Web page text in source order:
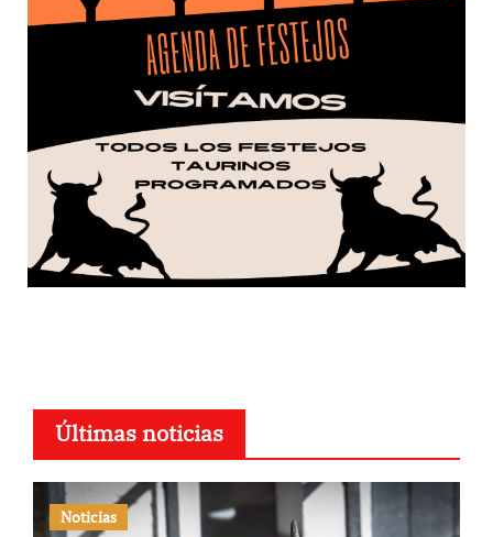
Últimas noticias
Noticias